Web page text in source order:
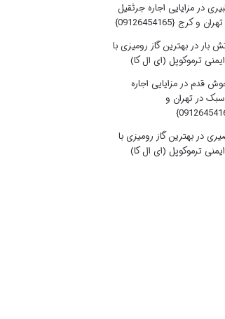
در مزایایی اجاره جرثقیل
و کرج {09126454165}
بار در بهترین گاز رومیزی با
ترموکوپل (ای ال کا)
قدمدر مزایایی اجاره
در تهران و
در بهترین گاز رومیزی با
ترموکوپل (ای ال کا)